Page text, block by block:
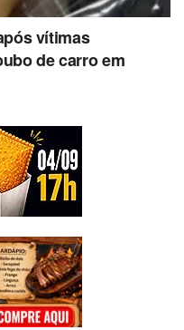
vítimas
de carro em